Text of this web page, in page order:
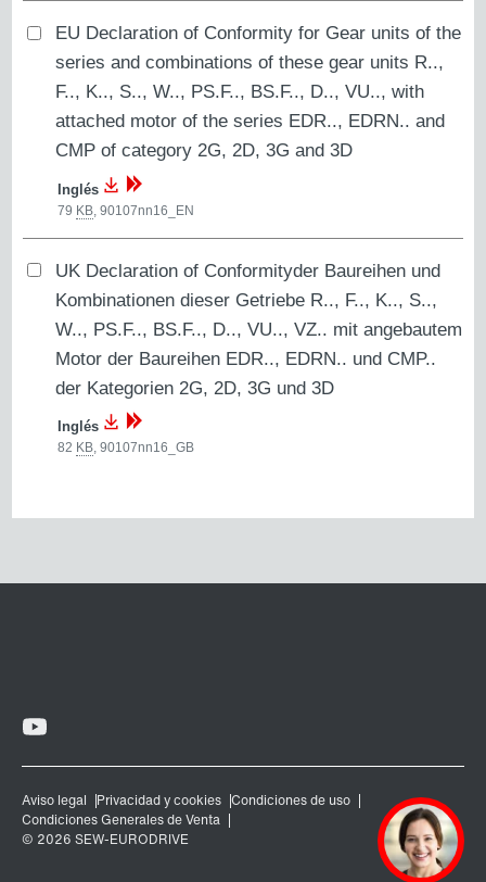
EU Declaration of Conformity for Gear units of the
series and combinations of these gear units R..,
F.., K.., S.., W.., PS.F.., BS.F.., D.., VU.., with
attached motor of the series EDR.., EDRN.. and
CMP of category 2G, 2D, 3G and 3D
Inglés
79 KB ,90107nn16_EN
UK Declaration of Conformityder Baureihen und
Kombinationen dieser Getriebe R.., F.., K.., S..,
W.., PS.F.., BS.F.., D.., VU.., VZ.. mit angebautem
Motor der Baureihen EDR.., EDRN.. und CMP..
der Kategorien 2G, 2D, 3G und 3D
Inglés
82 KB ,90107nn16_GB